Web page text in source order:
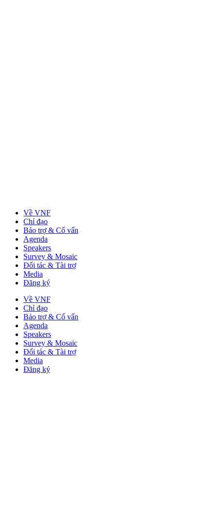
Về VNF
Chỉ đạo
Bảo trợ & Cố vấn
Agenda
Speakers
Survey & Mosaic
Đối tác & Tài trợ
Media
Đăng ký
Về VNF
Chỉ đạo
Bảo trợ & Cố vấn
Agenda
Speakers
Survey & Mosaic
Đối tác & Tài trợ
Media
Đăng ký